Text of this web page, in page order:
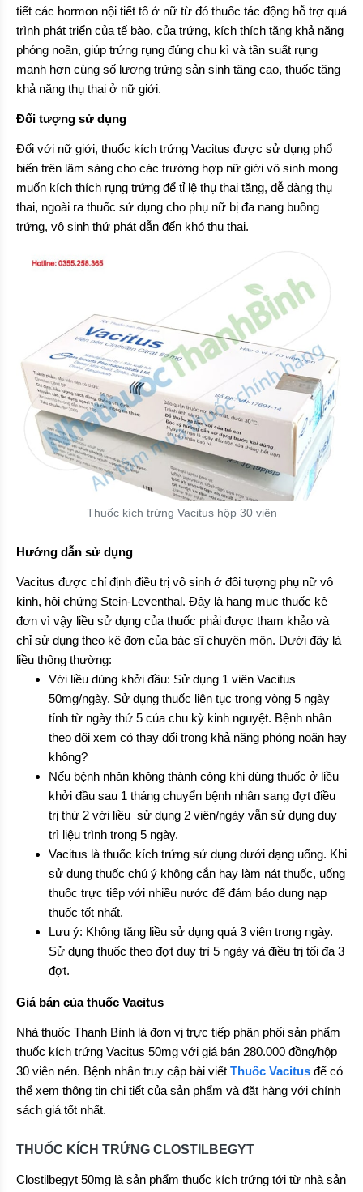
tiết các hormon nội tiết tố ở nữ từ đó thuốc tác động hỗ trợ quá
trình phát triển của tế bào, của trứng, kích thích tăng khả năng
phóng noãn, giúp trứng rụng đúng chu kì và tần suất rụng
mạnh hơn cùng số lượng trứng sản sinh tăng cao, thuốc tăng
khả năng thụ thai ở nữ giới.
Đối tượng sử dụng
Đối với nữ giới, thuốc kích trứng Vacitus được sử dụng phổ
biến trên lâm sàng cho các trường hợp nữ giới vô sinh mong
muốn kích thích rụng trứng để tỉ lệ thụ thai tăng, dễ dàng thụ
thai, ngoài ra thuốc sử dụng cho phụ nữ bị đa nang buồng
trứng, vô sinh thứ phát dẫn đến khó thụ thai.
Thuốc kích trứng Vacitus hộp 30 viên
Hướng dẫn sử dụng
Vacitus được chỉ định điều trị vô sinh ở đối tượng phụ nữ vô
kinh, hội chứng Stein-Leventhal. Đây là hạng mục thuốc kê
đơn vì vậy liều sử dụng của thuốc phải được tham khảo và
chỉ sử dụng theo kê đơn của bác sĩ chuyên môn. Dưới đây là
liều thông thường:
Với liều dùng khởi đầu: Sử dụng 1 viên Vacitus
50mg/ngày. Sử dụng thuốc liên tục trong vòng 5 ngày
tính từ ngày thứ 5 của chu kỳ kinh nguyệt. Bệnh nhân
theo dõi xem có thay đổi trong khả năng phóng noãn hay
không?
Nếu bệnh nhân không thành công khi dùng thuốc ở liều
khởi đầu sau 1 tháng chuyển bệnh nhân sang đợt điều
trị thứ 2 với liều sử dụng 2 viên/ngày vẫn sử dụng duy
trì liệu trình trong 5 ngày.
Vacitus là thuốc kích trứng sử dụng dưới dạng uống. Khi
sử dụng thuốc chú ý không cắn hay làm nát thuốc, uống
thuốc trực tiếp với nhiều nước để đảm bảo dung nạp
thuốc tốt nhất.
Lưu ý: Không tăng liều sử dụng quá 3 viên trong ngày.
Sử dụng thuốc theo đợt duy trì 5 ngày và điều trị tối đa 3
đợt.
Giá bán của thuốc Vacitus
Nhà thuốc Thanh Bình là đơn vị trực tiếp phân phối sản phẩm
thuốc kích trứng Vacitus 50mg với giá bán 280.000 đồng/hộp
30 viên nén. Bệnh nhân truy cập bài viết Thuốc Vacitus để có
thể xem thông tin chi tiết của sản phẩm và đặt hàng với chính
sách giá tốt nhất.
THUỐC KÍCH TRỨNG CLOSTILBEGYT
Clostilbegyt 50mg là sản phẩm thuốc kích trứng tới từ nhà sản